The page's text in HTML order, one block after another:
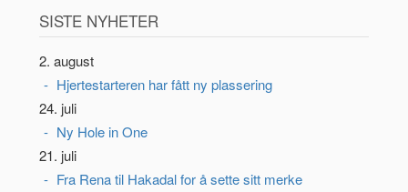
SISTE NYHETER
2. august
Hjertestarteren har fått ny plassering
24. juli
Ny Hole in One
21. juli
Fra Rena til Hakadal for å sette sitt merke